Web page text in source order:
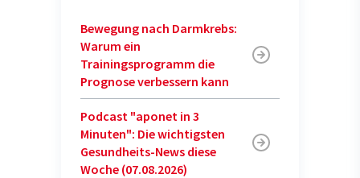
Bewegung nach Darmkrebs:
Warum ein
Trainingsprogramm die
Prognose verbessern kann
Podcast "aponet in 3
Minuten": Die wichtigsten
Gesundheits-News diese
Woche (07.08.2026)